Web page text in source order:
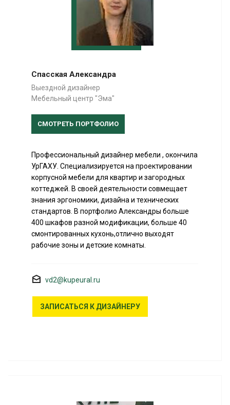
Спасская Александра
Выездной дизайнер
Мебельный центр "Эма"
СМОТРЕТЬ ПОРТФОЛИО
Профессиональный дизайнер мебели , окончила
УрГАХУ. Специализируется на проектировании
корпусной мебели для квартир и загородных
коттеджей. В своей деятельности совмещает
знания эргономики, дизайна и технических
стандартов. В портфолио Александры больше
400 шкафов разной модификации, больше 40
смонтированных кухонь,отлично выходят
рабочие зоны и детские комнаты.
vd2@kupeural.ru
ЗАПИСАТЬСЯ К ДИЗАЙНЕРУ